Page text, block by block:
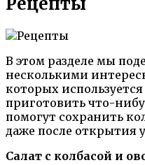
В этом разделе мы
несколькими
которых
приготовить что-
помогут сохранить
даже после открытия
Салат с колбасой и